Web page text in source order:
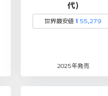
代)
世界最安値 ¥ 55,279
2025年発売